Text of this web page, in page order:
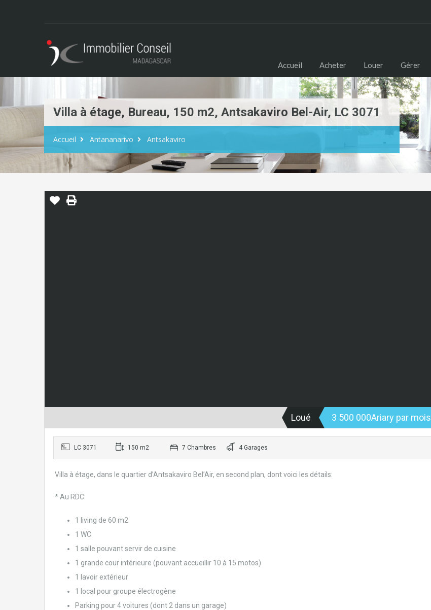
Accueil Acheter Louer Gérer
Villa à étage, Bureau, 150 m2, Antsakaviro Bel-Air, LC 3071
Accueil Antananarivo Antsakaviro
Loué 3 500 000Ariary par mois
LC 3071 150 m2 7 Chambres 4 Garages
Villa à étage, dans le quartier d’Antsakaviro Bel’Air, en second plan, dont voici les détails:
* Au RDC:
1 living de 60 m2
1 WC
1 salle pouvant servir de cuisine
1 grande cour intérieure (pouvant accueillir 10 à 15 motos)
1 lavoir extérieur
1 local pour groupe électrogène
Parking pour 4 voitures (dont 2 dans un garage)